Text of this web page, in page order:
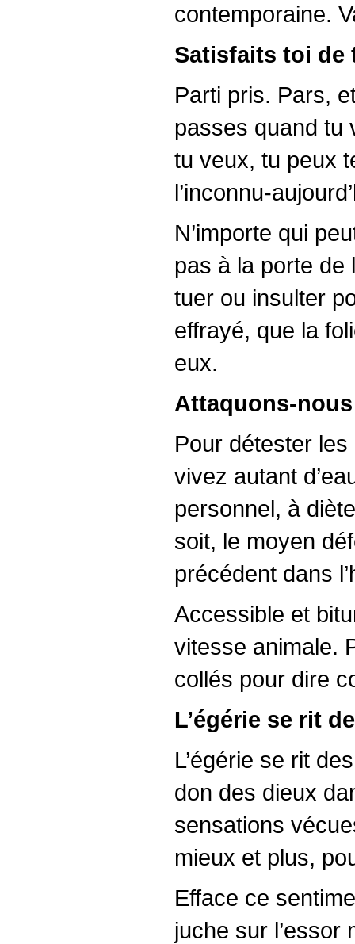
contemporaine.
Satisfaits toi de
Parti pris. Pars,
passes quand tu
tu veux, tu peux
l’inconnu-
N’importe qui
pas à la porte de
tuer ou insulter
effrayé, que la
eux.
Attaquons-
Pour détester
vivez autant
personnel, à
soit, le moyen
précédent dans
Accessible et
vitesse animale.
collés pour dire
L’égérie se rit
L’égérie se rit
don des dieux
sensations
mieux et plus,
Efface ce
juche sur